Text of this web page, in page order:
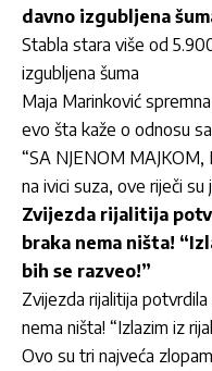
davno izgubljena
Stabla stara više od
izgubljena šuma
Maja Marinković
evo šta kaže o odnosu sa
“SA NJENOM MAJKOM,
na ivici suza, ove riječi
Zvijezda rijalitija
braka nema ništa!
bih se razveo!”
Zvijezda rijalitija
nema ništa! “Izlazim iz
Ovo su tri najveća